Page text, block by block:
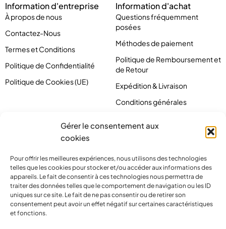
Gérer le consentement aux
cookies
Pour offrir les meilleures expériences, nous utilisons des technologies
telles que les cookies pour stocker et/ou accéder aux informations des
appareils. Le fait de consentir à ces technologies nous permettra de
traiter des données telles que le comportement de navigation ou les ID
uniques sur ce site. Le fait de ne pas consentir ou de retirer son
consentement peut avoir un effet négatif sur certaines caractéristiques
et fonctions.
Information d'entreprise
À propos de nous
Contactez-Nous
Termes et Conditions
Politique de Confidentialité
Politique de Cookies (UE)
Information d'achat
Questions fréquemment
posées
Méthodes de paiement
Politique de Remboursement et
de Retour
Expédition & Livraison
Conditions générales